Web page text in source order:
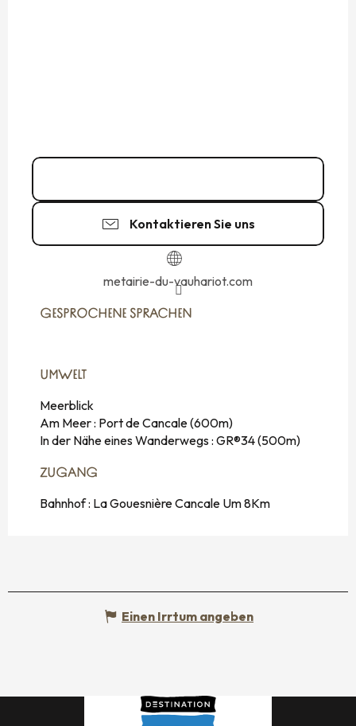
Kontaktieren Sie uns
metairie-du-vauhariot.com
GESPROCHENE SPRACHEN
GESPROCHENE SPRACHEN
UMWELT
UMWELT
Meerblick
Am Meer : Port de Cancale(600m)
In der Nähe eines Wanderwegs : GR®34(500m)
ZUGANG
ZUGANG
Bahnhof : La Gouesnière Cancale Um 8Km
Einen Irrtum angeben